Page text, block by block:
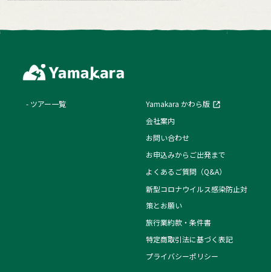
ツアー一覧
Yamakara かわら版
会社案内
お問い合わせ
お申込みからご出発まで
よくあるご質問（Q&A）
新型コロナウイルス感染防止対
策とお願い
旅行業約款・条件書
特定商取引法に基づく表記
プライバシーポリシー